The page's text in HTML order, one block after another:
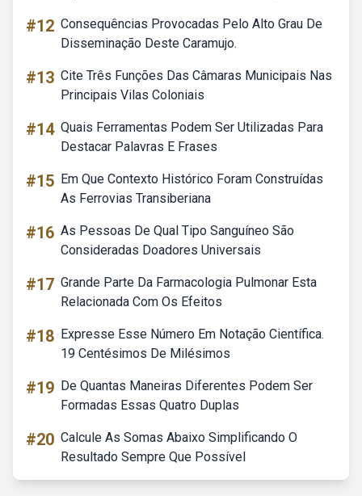
#12 Consequências Provocadas Pelo Alto Grau De
Disseminação Deste Caramujo.
#13 Cite Três Funções Das Câmaras Municipais Nas
Principais Vilas Coloniais
#14 Quais Ferramentas Podem Ser Utilizadas Para
Destacar Palavras E Frases
#15 Em Que Contexto Histórico Foram Construídas
As Ferrovias Transiberiana
#16 As Pessoas De Qual Tipo Sanguíneo São
Consideradas Doadores Universais
#17 Grande Parte Da Farmacologia Pulmonar Esta
Relacionada Com Os Efeitos
#18 Expresse Esse Número Em Notação Científica.
19 Centésimos De Milésimos
#19 De Quantas Maneiras Diferentes Podem Ser
Formadas Essas Quatro Duplas
#20 Calcule As Somas Abaixo Simplificando O
Resultado Sempre Que Possível